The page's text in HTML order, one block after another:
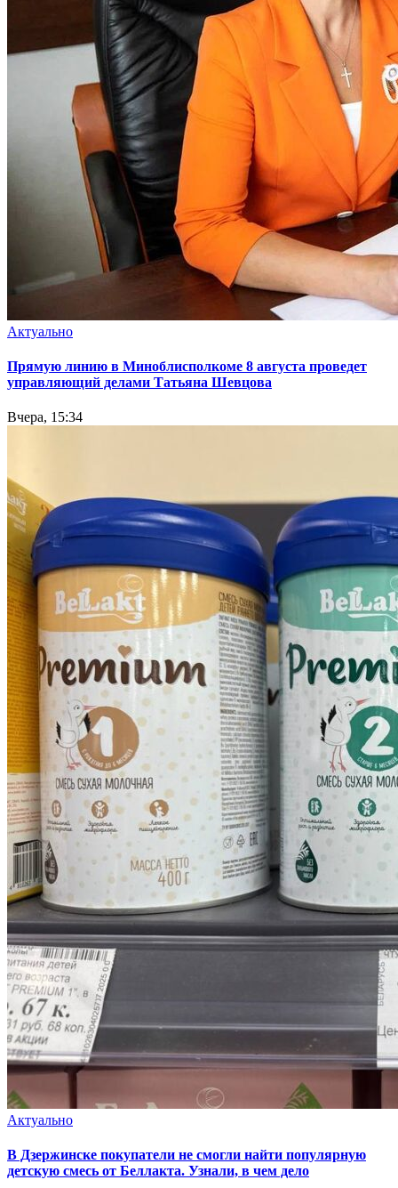
Актуально
Прямую линию в Миноблисполкоме 8 августа проведет
управляющий делами Татьяна Шевцова
Вчера, 15:34
Актуально
В Дзержинске покупатели не смогли найти популярную
детскую смесь от Беллакта. Узнали, в чем дело